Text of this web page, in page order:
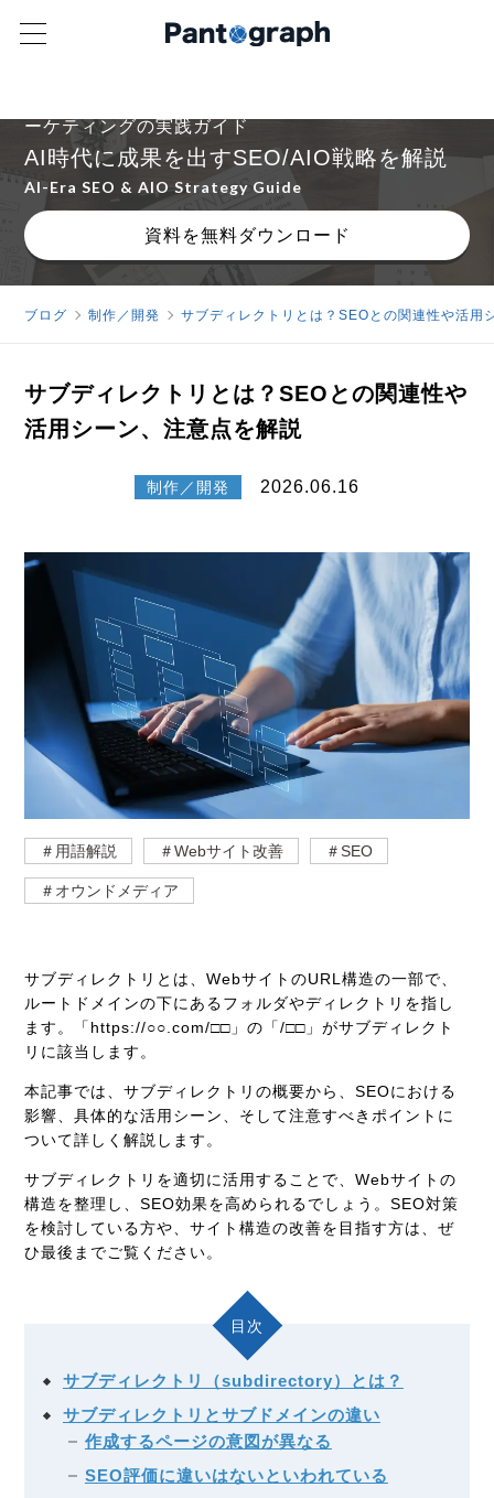
ーケティングの実践ガイド
AI時代に成果を出すSEO/AIO戦略を解説
AI-Era SEO & AIO Strategy Guide
資料を無料ダウンロード
ブログ 制作／開発 サブディレクトリとは？SEOとの関連性や活用
サブディレクトリとは？SEOとの関連性や
活用シーン、注意点を解説
制作／開発 2026.06.16
＃用語解説 ＃Webサイト改善 ＃SEO
＃オウンドメディア
サブディレクトリとは、WebサイトのURL構造の一部で、
ルートドメインの下にあるフォルダやディレクトリを指し
ます。「https://○○.com/□□」の「/□□」がサブディレクト
リに該当します。
本記事では、サブディレクトリの概要から、SEOにおける
影響、具体的な活用シーン、そして注意すべきポイントに
ついて詳しく解説します。
サブディレクトリを適切に活用することで、Webサイトの
構造を整理し、SEO効果を高められるでしょう。SEO対策
を検討している方や、サイト構造の改善を目指す方は、ぜ
ひ最後までご覧ください。
目次
サブディレクトリ（subdirectory）とは？
サブディレクトリとサブドメインの違い
作成するページの意図が異なる
SEO評価に違いはないといわれている